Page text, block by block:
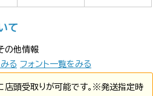
て
の他情報
る フォント一覧をみる
店頭受取りが可能です。※発送指定時